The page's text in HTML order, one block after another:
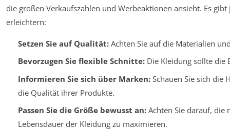
die großen Verkaufszahlen und Werbeaktionen ansieht. Es
erleichtern:
Setzen Sie auf Qualität:Achten Sie auf die Materialien
Bevorzugen Sie flexible Schnitte:Die Kleidung sollte die
Informieren Sie sich über Marken:Schauen Sie sich die
die Qualität ihrer Produkte.
Passen Sie die Größe bewusst an:Achten Sie darauf, die
Lebensdauer der Kleidung zu maximieren.